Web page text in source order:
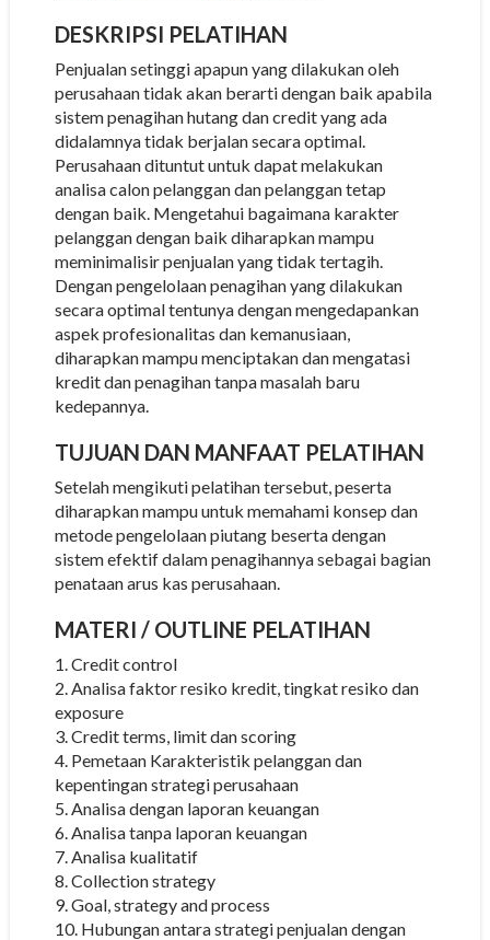
DESKRIPSI PELATIHAN
Penjualan setinggi apapun yang dilakukan oleh
perusahaan tidak akan berarti dengan baik apabila
sistem penagihan hutang dan credit yang ada
didalamnya tidak berjalan secara optimal.
Perusahaan dituntut untuk dapat melakukan
analisa calon pelanggan dan pelanggan tetap
dengan baik. Mengetahui bagaimana karakter
pelanggan dengan baik diharapkan mampu
meminimalisir penjualan yang tidak tertagih.
Dengan pengelolaan penagihan yang dilakukan
secara optimal tentunya dengan mengedapankan
aspek profesionalitas dan kemanusiaan,
diharapkan mampu menciptakan dan mengatasi
kredit dan penagihan tanpa masalah baru
kedepannya.
TUJUAN DAN MANFAAT PELATIHAN
Setelah mengikuti pelatihan tersebut, peserta
diharapkan mampu untuk memahami konsep dan
metode pengelolaan piutang beserta dengan
sistem efektif dalam penagihannya sebagai bagian
penataan arus kas perusahaan.
MATERI / OUTLINE PELATIHAN
1. Credit control
2. Analisa faktor resiko kredit, tingkat resiko dan
exposure
3. Credit terms, limit dan scoring
4. Pemetaan Karakteristik pelanggan dan
kepentingan strategi perusahaan
5. Analisa dengan laporan keuangan
6. Analisa tanpa laporan keuangan
7. Analisa kualitatif
8. Collection strategy
9. Goal, strategy and process
10. Hubungan antara strategi penjualan dengan